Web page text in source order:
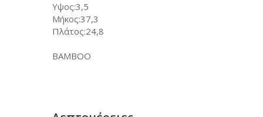
Υψος:3,5
Μήκος:37,3
Πλάτος:24,8
BAMBOO